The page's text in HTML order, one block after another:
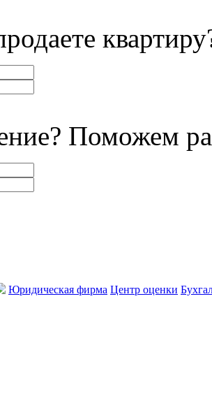
Поможем
Юридическая фирма Центр оценки